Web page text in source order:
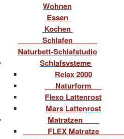
Wohnen
Essen
Kochen
Schlafen
Naturbett-Schlafstudio
Schlafsysteme
Relax 2000
Naturform
Flexo Lattenrost
Mars Lattenrost
Matratzen
FLEX Matratze